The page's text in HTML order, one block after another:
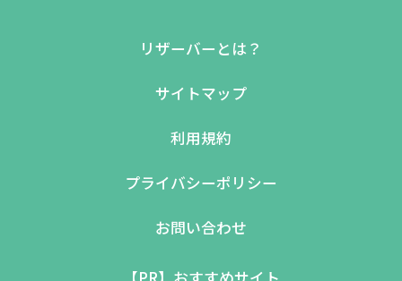
リザーバーとは？
サイトマップ
利用規約
プライバシーポリシー
お問い合わせ